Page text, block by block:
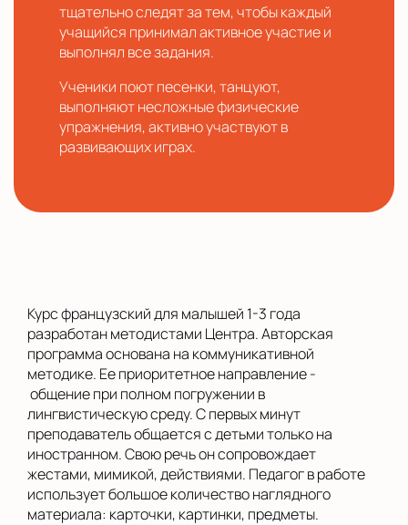
тщательно следят за тем, чтобы каждый
учащийся принимал активное участие и
выполнял все задания.
Ученики поют песенки, танцуют,
выполняют несложные физические
упражнения, активно участвуют в
развивающих играх.
Курс французский для малышей 1-3 года
разработан методистами Центра. Авторская
программа основана на коммуникативной
методике. Ее приоритетное направление -
общение при полном погружении в
лингвистическую среду. С первых минут
преподаватель общается с детьми только на
иностранном. Свою речь он сопровождает
жестами, мимикой, действиями. Педагог в работе
использует большое количество наглядного
материала: карточки, картинки, предметы.